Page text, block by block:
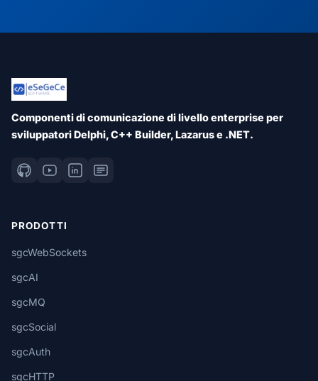
Componenti di comunicazione di livello enterprise per
sviluppatori Delphi, C++ Builder, Lazarus e .NET.
PRODOTTI
sgcWebSockets
sgcAI
sgcMQ
sgcSocial
sgcAuth
sgcHTTP